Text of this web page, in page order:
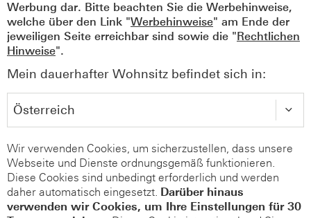
Werbung dar. Bitte beachten Sie die Werbehinweise,
welche über den Link "Werbehinweise" am Ende der
jeweiligen Seite erreichbar sind sowie die "Rechtlichen
Hinweise".
Mein dauerhafter Wohnsitz befindet sich in:
Wir verwenden Cookies, um sicherzustellen, dass unsere
Webseite und Dienste ordnungsgemäß funktionieren.
Diese Cookies sind unbedingt erforderlich und werden
daher automatisch eingesetzt. Darüber hinaus
verwenden wir Cookies, um Ihre Einstellungen für 30